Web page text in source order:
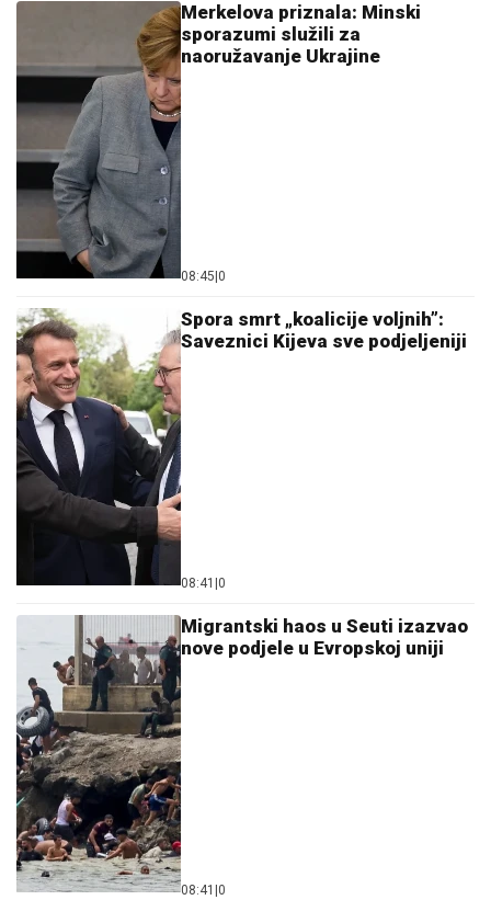
Merkelova priznala: Minski
sporazumi služili za
naoružavanje Ukrajine
08:45 0
Spora smrt „koalicije voljnih”:
Saveznici Kijeva sve podjeljeniji
08:41 0
Migrantski haos u Seuti izazvao
nove podjele u Evropskoj uniji
08:41 0